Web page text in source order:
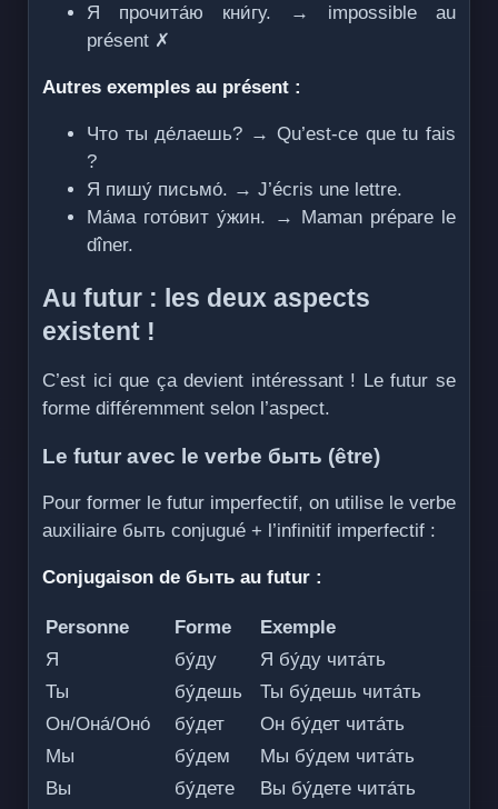
Я прочита́ю кни́гу. → impossible au
présent ✗
Autres exemples au présent :
Что ты де́лаешь? → Qu’est-ce que tu fais
?
Я пишу́ письмо́. → J’écris une lettre.
Ма́ма гото́вит у́жин. → Maman prépare le
dîner.
Au futur : les deux aspects
existent !
C’est ici que ça devient intéressant ! Le futur se
forme différemment selon l’aspect.
Le futur avec le verbe быть (être)
Pour former le futur imperfectif, on utilise le verbe
auxiliaire быть conjugué + l’infinitif imperfectif :
Conjugaison de быть au futur :
Personne Forme
Exemple
Я
бу́ду
Я бу́ду чита́ть
Ты
бу́дешь
Ты бу́дешь чита́ть
Он/Она́/Оно́
бу́дет
Он бу́дет чита́ть
Мы
бу́дем
Мы бу́дем чита́ть
Вы
бу́дете
Вы бу́дете чита́ть